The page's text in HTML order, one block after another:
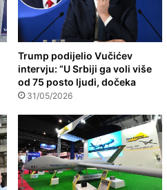
Trump podijelio Vučićev
intervju: “U Srbiji ga voli više
od 75 posto ljudi, dočeka
31/05/2026